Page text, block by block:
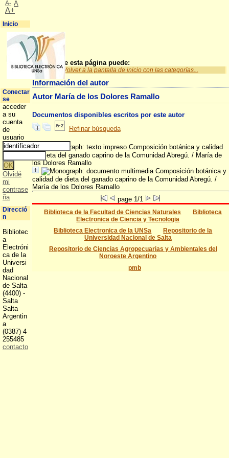
A partir de esta página puede:
Volver a la pantalla de inicio con las categorías...
Información del autor
Autor María de los Dolores Ramallo
Documentos disponibles escritos por este autor
Refinar búsqueda
Composición botánica y calidad
de dieta del ganado caprino de la Comunidad Abregú. / María de
los Dolores Ramallo
Composición botánica y
calidad de dieta del ganado caprino de la Comunidad Abregú. /
María de los Dolores Ramallo
page 1/1
Biblioteca de la Facultad de Ciencias Naturales
Biblioteca
Electronica de Ciencia y Tecnologia
Biblioteca Electronica de la UNSa
Repositorio de la
Universidad Nacional de Salta
Repositorio de Ciencias Agropecuarias y Ambientales del
Noroeste Argentino
pmb
A- A
A+
Inicio
Conectar
se
acceder
a su
cuenta
de
usuario
Olvidé
mi
contrase
ña
Direcció
n
Bibliotec
a
Electróni
ca de la
Universi
dad
Nacional
de Salta
(4400) -
Salta
Salta
Argentin
a
(0387)-4
255485
contacto